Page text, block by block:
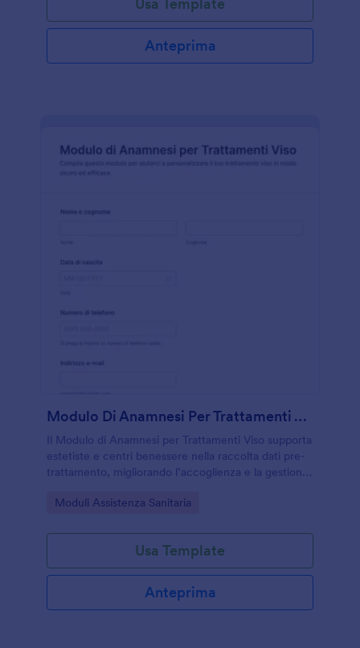
Anteprima
Modulo Di Anamnesi Per Trattamenti Viso
Il Modulo di Anamnesi per Trattamenti Viso supporta
estetiste e centri benessere nella raccolta dati pre-
trattamento, migliorando l’accoglienza e la gestione
pronto all’uso.
Go to Category:
Moduli Assistenza Sanitaria
Usa Template
Anteprima